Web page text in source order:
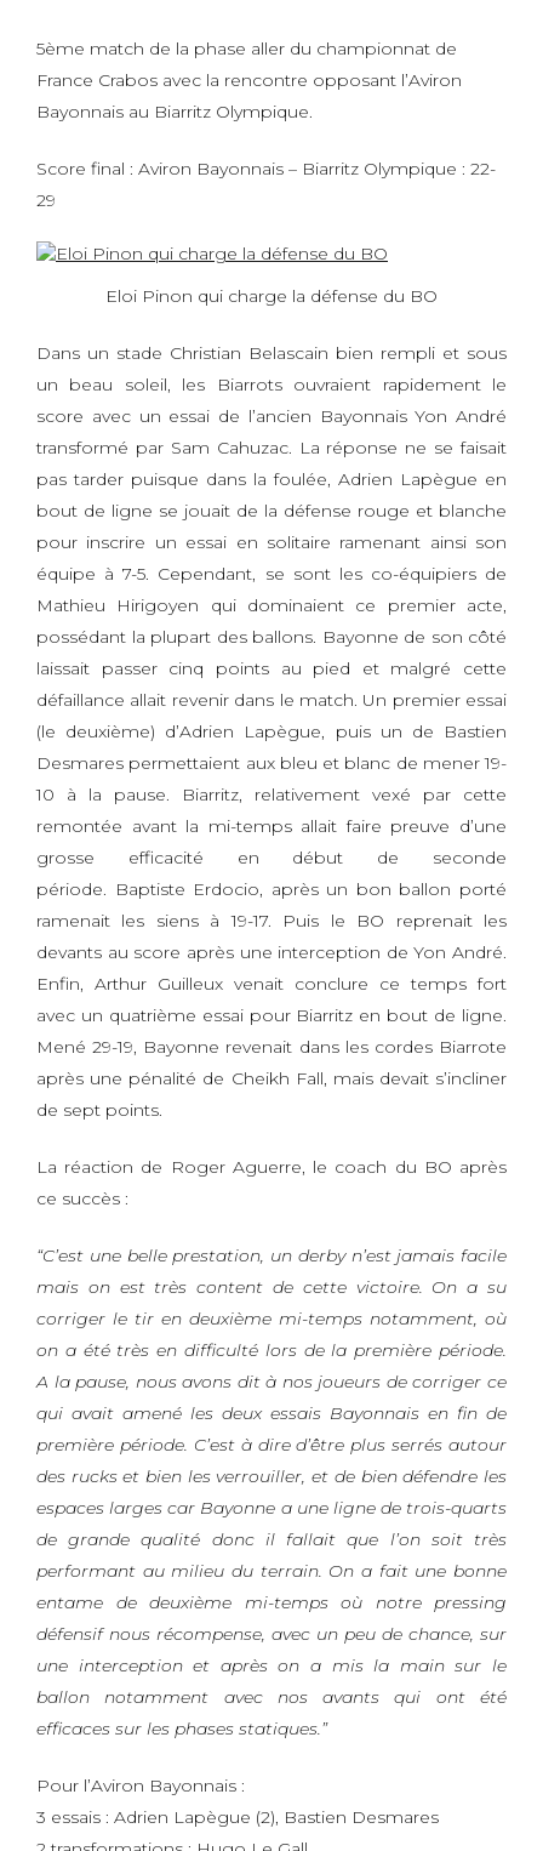
5ème match de la phase aller du championnat de
France Crabos avec la rencontre opposant l’Aviron
Bayonnais au Biarritz Olympique.
Score final : Aviron Bayonnais – Biarritz Olympique : 22-
29
Eloi Pinon qui charge la défense du BO
Dans un stade Christian Belascain bien rempli et sous
un beau soleil, les Biarrots ouvraient rapidement le
score avec un essai de l’ancien Bayonnais Yon André
transformé par Sam Cahuzac. La réponse ne se faisait
pas tarder puisque dans la foulée, Adrien Lapègue en
bout de ligne se jouait de la défense rouge et blanche
pour inscrire un essai en solitaire ramenant ainsi son
équipe à 7-5. Cependant, se sont les co-équipiers de
Mathieu Hirigoyen qui dominaient ce premier acte,
possédant la plupart des ballons. Bayonne de son côté
laissait passer cinq points au pied et malgré cette
défaillance allait revenir dans le match. Un premier essai
(le deuxième) d’Adrien Lapègue, puis un de Bastien
Desmares permettaient aux bleu et blanc de mener 19-
10 à la pause. Biarritz, relativement vexé par cette
remontée avant la mi-temps allait faire preuve d’une
grosse efficacité en début de seconde
période. Baptiste Erdocio, après un bon ballon porté
ramenait les siens à 19-17. Puis le BO reprenait les
devants au score après une interception de Yon André.
Enfin, Arthur Guilleux venait conclure ce temps fort
avec un quatrième essai pour Biarritz en bout de ligne.
Mené 29-19, Bayonne revenait dans les cordes Biarrote
après une pénalité de Cheikh Fall, mais devait s’incliner
de sept points.
La réaction de Roger Aguerre, le coach du BO après
ce succès :
“C’est une belle prestation, un derby n’est jamais facile
mais on est très content de cette victoire. On a su
corriger le tir en deuxième mi-temps notamment, où
on a été très en difficulté lors de la première période.
A la pause, nous avons dit à nos joueurs de corriger ce
qui avait amené les deux essais Bayonnais en fin de
première période. C’est à dire d’être plus serrés autour
des rucks et bien les verrouiller, et de bien défendre les
espaces larges car Bayonne a une ligne de trois-quarts
de grande qualité donc il fallait que l’on soit très
performant au milieu du terrain. On a fait une bonne
entame de deuxième mi-temps où notre pressing
défensif nous récompense, avec un peu de chance, sur
une interception et après on a mis la main sur le
ballon notamment avec nos avants qui ont été
efficaces sur les phases statiques.”
Pour l’Aviron Bayonnais :
3 essais : Adrien Lapègue (2), Bastien Desmares